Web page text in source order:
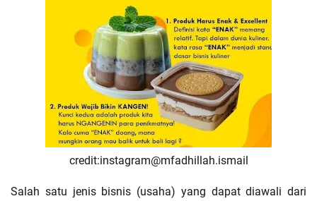
credit:instagram@mfadhillah.ismail
Salah satu jenis bisnis (usaha) yang dapat diawali dari